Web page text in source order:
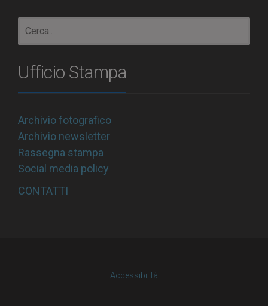
Ufficio Stampa
Archivio fotografico
Archivio newsletter
Rassegna stampa
Social media policy
CONTATTI
Accessibilità